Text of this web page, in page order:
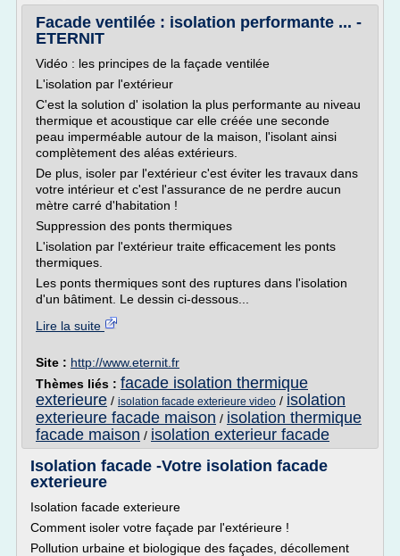
Facade ventilée : isolation performante ... -
ETERNIT
Vidéo : les principes de la façade ventilée
L'isolation par l'extérieur
C'est la solution d' isolation la plus performante au niveau
thermique et acoustique car elle créée une seconde
peau imperméable autour de la maison, l'isolant ainsi
complètement des aléas extérieurs.
De plus, isoler par l'extérieur c'est éviter les travaux dans
votre intérieur et c'est l'assurance de ne perdre aucun
mètre carré d'habitation !
Suppression des ponts thermiques
L'isolation par l'extérieur traite efficacement les ponts
thermiques.
Les ponts thermiques sont des ruptures dans l'isolation
d'un bâtiment. Le dessin ci-dessous...
Lire la suite
Site : http://www.eternit.fr
Thèmes liés : facade isolation thermique
exterieure / isolation facade exterieure video / isolation
exterieure facade maison / isolation thermique
facade maison / isolation exterieur facade
Isolation facade -Votre isolation facade
exterieure
Isolation facade exterieure
Comment isoler votre façade par l'extérieure !
Pollution urbaine et biologique des façades, décollement